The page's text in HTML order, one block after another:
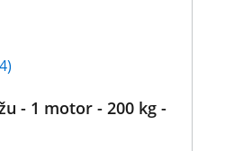
- 1 motor - 200 kg -